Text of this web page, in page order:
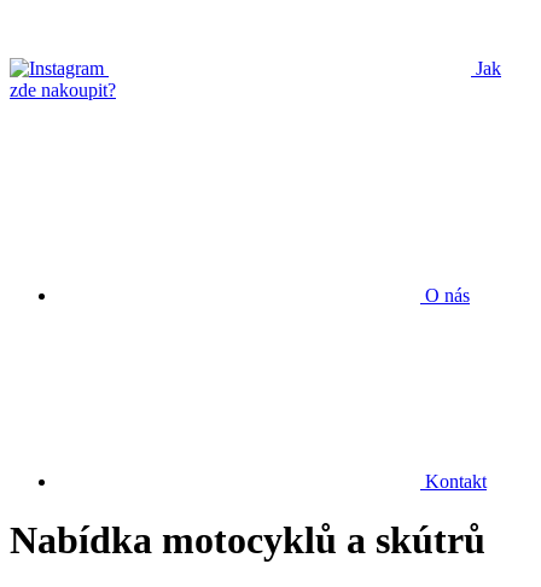
Jak
zde nakoupit?
O nás
Kontakt
Nabídka motocyklů a skútrů